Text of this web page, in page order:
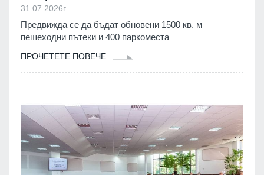
31.07.2026г.
Предвижда се да бъдат обновени 1500 кв. м
пешеходни пътеки и 400 паркоместа
ПРОЧЕТЕТЕ ПОВЕЧЕ